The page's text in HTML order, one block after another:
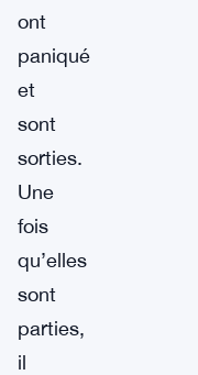
ont
paniqué
et
sont
sorties.
Une
fois
qu’elles
sont
parties,
il